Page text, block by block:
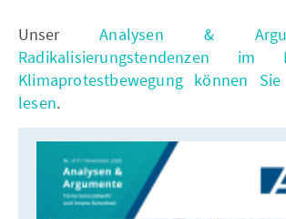
UnserAnalysen &
Radikalisierungstendenzen
Klimaprotestbewegung können
lesen.